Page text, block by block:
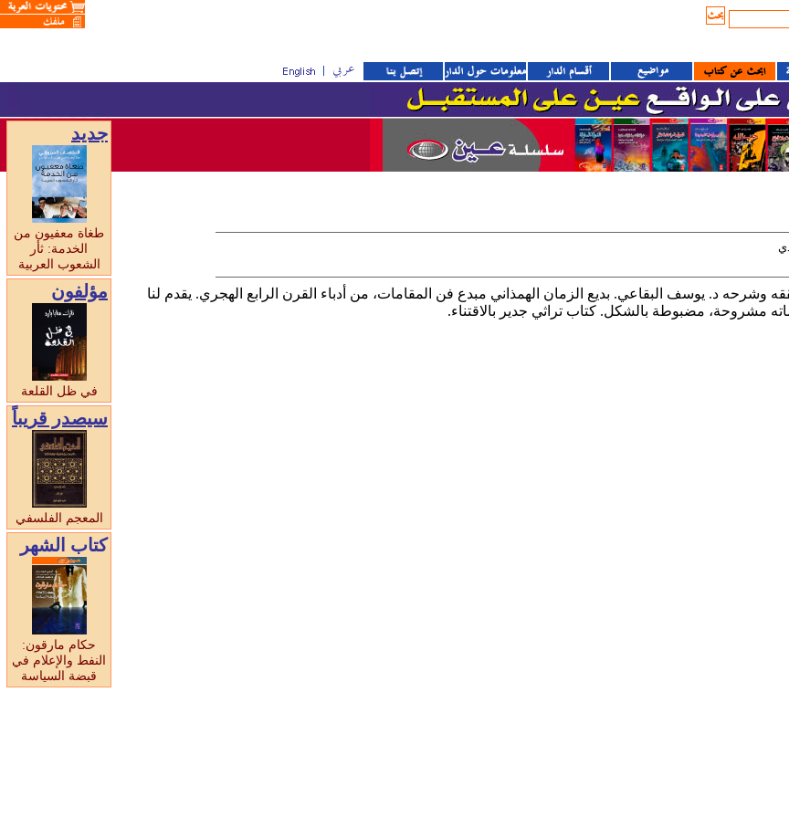
وشرحه د. يوسف البقاعي. بديع الزمان الهمذاني مبدع فن المقامات، من أدباء القرن الرابع الهجري. يقدم لنا
مشروحة، مضبوطة بالشكل. كتاب تراثي جدير بالاقتناء.
جديد
طغاة معفيون من
الخدمة: ثأر
الشعوب العربية
مؤلفون
في ظل القلعة
سيصدر قريبا
المعجم الفلسفي
كتاب الشهر
حكام مارقون:
النفط والإعلام في
قبضة السياسة